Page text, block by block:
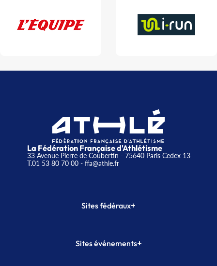
La Fédération Française d'Athlétisme
33 Avenue Pierre de Coubertin - 75640 Paris Cedex 13
T.01 53 80 70 00- ffa@athle.fr
Sites fédéraux+
Plateforme Formation
Sites événements+